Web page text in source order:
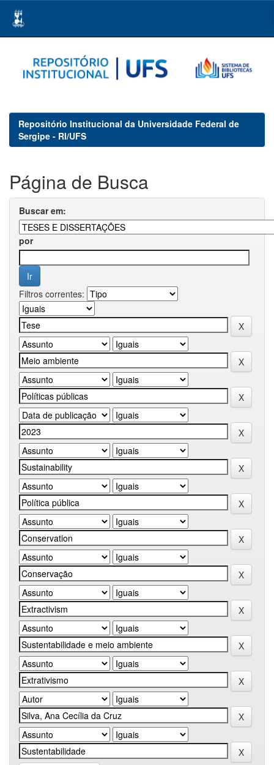
navigation
Repositório Institucional da Universidade Federal de
Sergipe - RI/UFS
Página de Busca
Buscar em:
por
Filtros correntes: